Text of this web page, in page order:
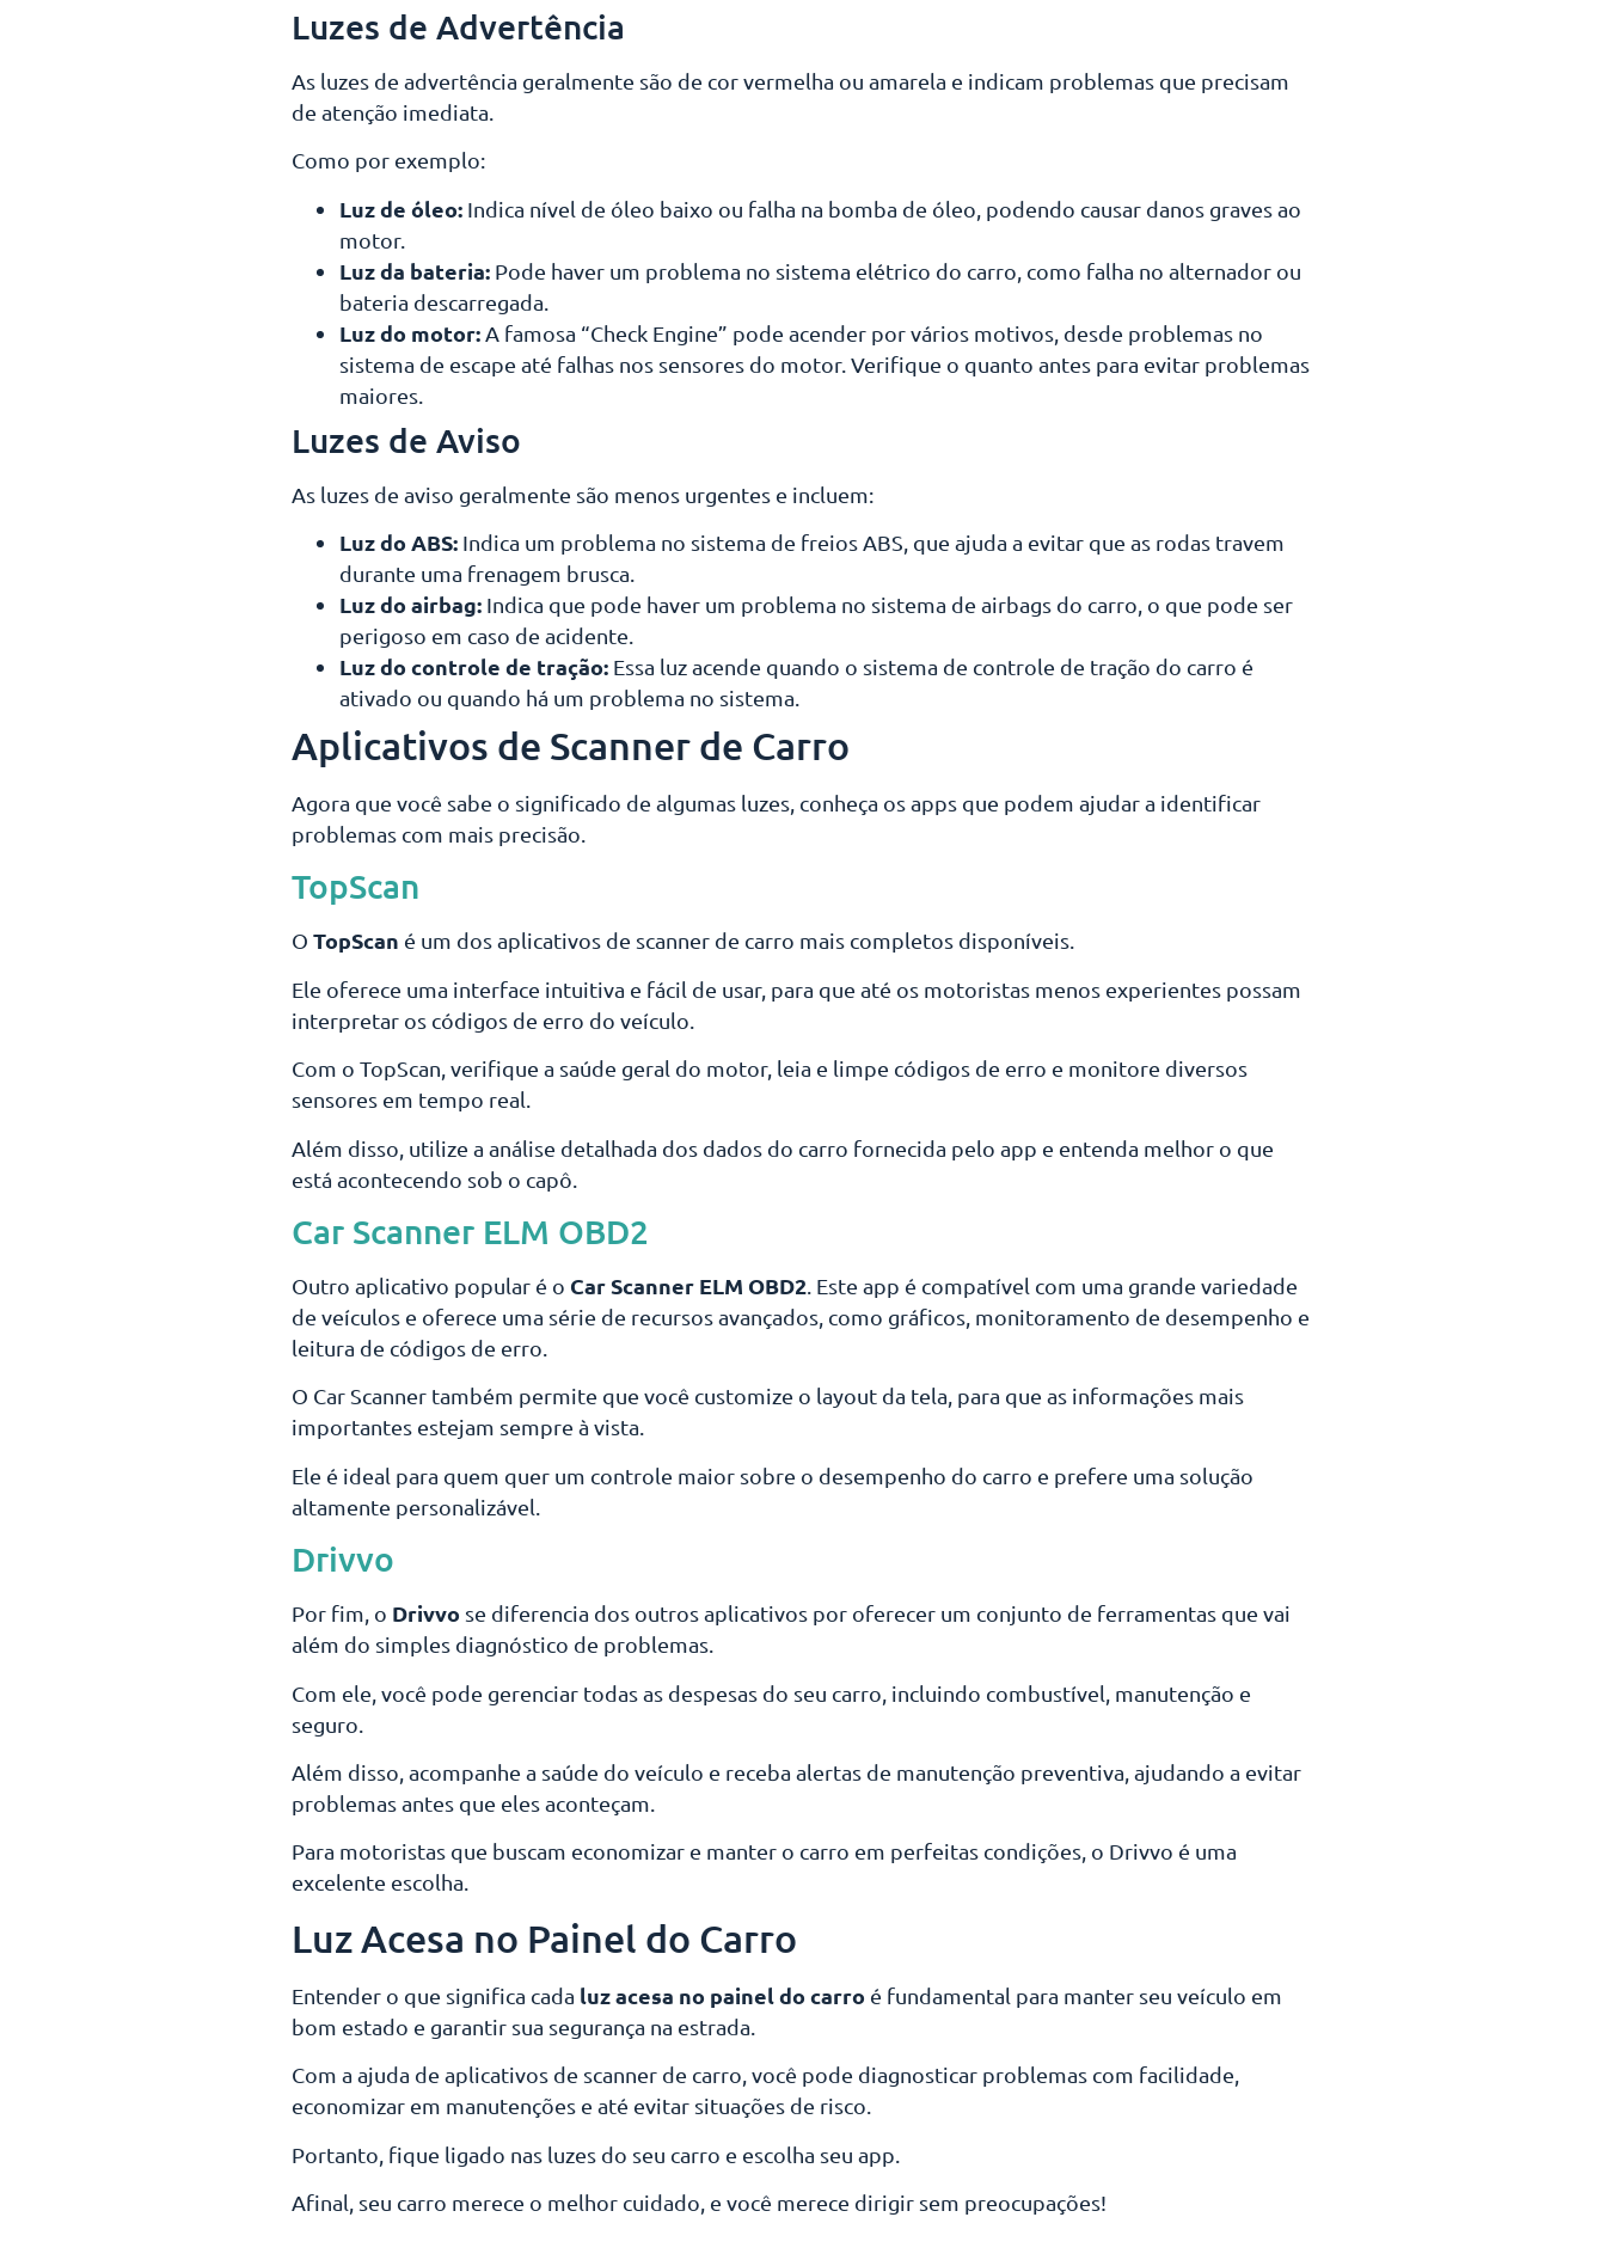
Luzes de Advertência
As luzes de advertência geralmente são de cor vermelha ou amarela e indicam problemas que precisam
de atenção imediata.
Como por exemplo:
Luz de óleo: Indica nível de óleo baixo ou falha na bomba de óleo, podendo causar danos graves ao
motor.
Luz da bateria: Pode haver um problema no sistema elétrico do carro, como falha no alternador ou
bateria descarregada.
Luz do motor: A famosa “Check Engine” pode acender por vários motivos, desde problemas no
sistema de escape até falhas nos sensores do motor. Verifique o quanto antes para evitar problemas
maiores.
Luzes de Aviso
As luzes de aviso geralmente são menos urgentes e incluem:
Luz do ABS: Indica um problema no sistema de freios ABS, que ajuda a evitar que as rodas travem
durante uma frenagem brusca.
Luz do airbag: Indica que pode haver um problema no sistema de airbags do carro, o que pode ser
perigoso em caso de acidente.
Luz do controle de tração: Essa luz acende quando o sistema de controle de tração do carro é
ativado ou quando há um problema no sistema.
Aplicativos de Scanner de Carro
Agora que você sabe o significado de algumas luzes, conheça os apps que podem ajudar a identificar
problemas com mais precisão.
TopScan
O TopScan é um dos aplicativos de scanner de carro mais completos disponíveis.
Ele oferece uma interface intuitiva e fácil de usar, para que até os motoristas menos experientes possam
interpretar os códigos de erro do veículo.
Com o TopScan, verifique a saúde geral do motor, leia e limpe códigos de erro e monitore diversos
sensores em tempo real.
Além disso, utilize a análise detalhada dos dados do carro fornecida pelo app e entenda melhor o que
está acontecendo sob o capô.
Car Scanner ELM OBD2
Outro aplicativo popular é o Car Scanner ELM OBD2 . Este app é compatível com uma grande variedade
de veículos e oferece uma série de recursos avançados, como gráficos, monitoramento de desempenho e
leitura de códigos de erro.
O Car Scanner também permite que você customize o layout da tela, para que as informações mais
importantes estejam sempre à vista.
Ele é ideal para quem quer um controle maior sobre o desempenho do carro e prefere uma solução
altamente personalizável.
Drivvo
Por fim, o Drivvo se diferencia dos outros aplicativos por oferecer um conjunto de ferramentas que vai
além do simples diagnóstico de problemas.
Com ele, você pode gerenciar todas as despesas do seu carro, incluindo combustível, manutenção e
seguro.
Além disso, acompanhe a saúde do veículo e receba alertas de manutenção preventiva, ajudando a evitar
problemas antes que eles aconteçam.
Para motoristas que buscam economizar e manter o carro em perfeitas condições, o Drivvo é uma
excelente escolha.
Luz Acesa no Painel do Carro
Entender o que significa cada luz acesa no painel do carro é fundamental para manter seu veículo em
bom estado e garantir sua segurança na estrada.
Com a ajuda de aplicativos de scanner de carro, você pode diagnosticar problemas com facilidade,
economizar em manutenções e até evitar situações de risco.
Portanto, fique ligado nas luzes do seu carro e escolha seu app.
Afinal, seu carro merece o melhor cuidado, e você merece dirigir sem preocupações!